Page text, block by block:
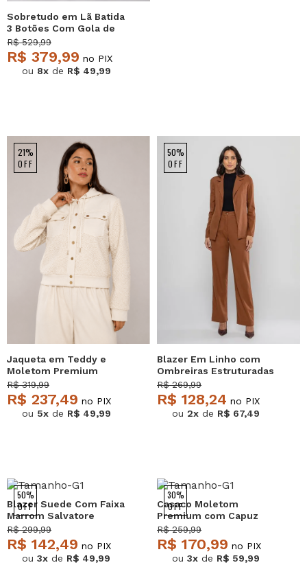
Sobretudo em Lã Batida
3 Botões Com Gola de
Pelo Caramelo Salvatore
R$ 529,99
R$ 379,99 no PIX
ou 8x de R$ 49,99
21%
OFF
Jaqueta em Teddy e
Moletom Premium
Marfim Salvatore
R$ 319,99
R$ 237,49 no PIX
ou 5x de R$ 49,99
50%
OFF
Blazer Em Linho com
Ombreiras Estruturadas
Marrom Salvatore
R$ 269,99
R$ 128,24 no PIX
ou 2x de R$ 67,49
50%
OFF
Blazer Suede Com Faixa
Marrom Salvatore
R$ 299,99
R$ 142,49 no PIX
ou 3x de R$ 49,99
30%
OFF
Casaco Moletom
Premium com Capuz
Preto Salvatore
R$ 259,99
R$ 170,99 no PIX
ou 3x de R$ 59,99